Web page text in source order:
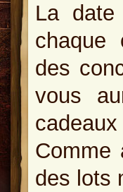
La date
chaque
des
vous
Comme
des lots